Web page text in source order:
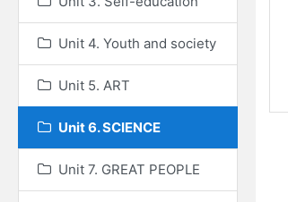
Unit 4. Youth and society
Unit 5. ART
Unit 6. SCIENCE
Unit 7. GREAT PEOPLE